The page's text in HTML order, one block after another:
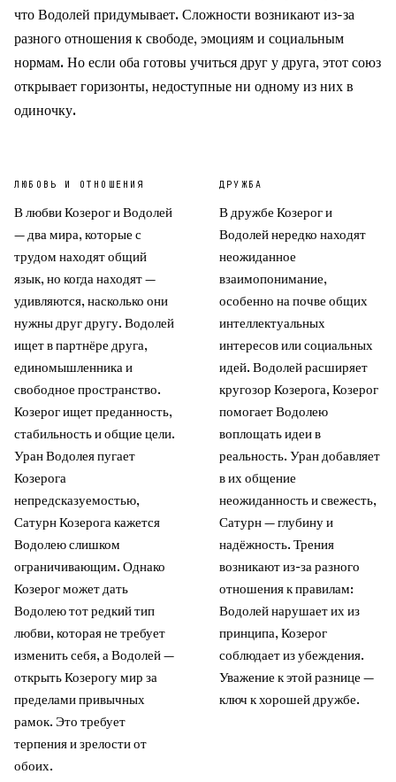
что Водолей придумывает. Сложности возникают из-за
разного отношения к свободе, эмоциям и социальным
нормам. Но если оба готовы учиться друг у друга, этот союз
открывает горизонты, недоступные ни одному из них в
одиночку.
ЛЮБОВЬ И ОТНОШЕНИЯ
В любви Козерог и Водолей
— два мира, которые с
трудом находят общий
язык, но когда находят —
удивляются, насколько они
нужны друг другу. Водолей
ищет в партнёре друга,
единомышленника и
свободное пространство.
Козерог ищет преданность,
стабильность и общие цели.
Уран Водолея пугает
Козерога
непредсказуемостью,
Сатурн Козерога кажется
Водолею слишком
ограничивающим. Однако
Козерог может дать
Водолею тот редкий тип
любви, которая не требует
изменить себя, а Водолей —
открыть Козерогу мир за
пределами привычных
рамок. Это требует
терпения и зрелости от
обоих.
ДРУЖБА
В дружбе Козерог и
Водолей нередко находят
неожиданное
взаимопонимание,
особенно на почве общих
интеллектуальных
интересов или социальных
идей. Водолей расширяет
кругозор Козерога, Козерог
помогает Водолею
воплощать идеи в
реальность. Уран добавляет
в их общение
неожиданность и свежесть,
Сатурн — глубину и
надёжность. Трения
возникают из-за разного
отношения к правилам:
Водолей нарушает их из
принципа, Козерог
соблюдает из убеждения.
Уважение к этой разнице —
ключ к хорошей дружбе.